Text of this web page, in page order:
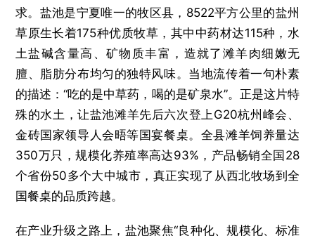
求。盐池是宁夏唯一的牧区县，8522平方公里的盐州
草原生长着175种优质牧草，其中中药材达115种，水
土盐碱含量高、矿物质丰富，造就了滩羊肉细嫩无
膻、脂肪分布均匀的独特风味。当地流传着一句朴素
的描述：“吃的是中草药，喝的是矿泉水”。正是这片特
殊的水土，让盐池滩羊先后六次登上G20杭州峰会、
金砖国家领导人会晤等国宴餐桌。全县滩羊饲养量达
350万只，规模化养殖率高达93%，产品畅销全国28
个省份50多个大中城市，真正实现了从西北牧场到全
国餐桌的品质跨越。
在产业升级之路上，盐池聚焦“良种化、规模化、标准